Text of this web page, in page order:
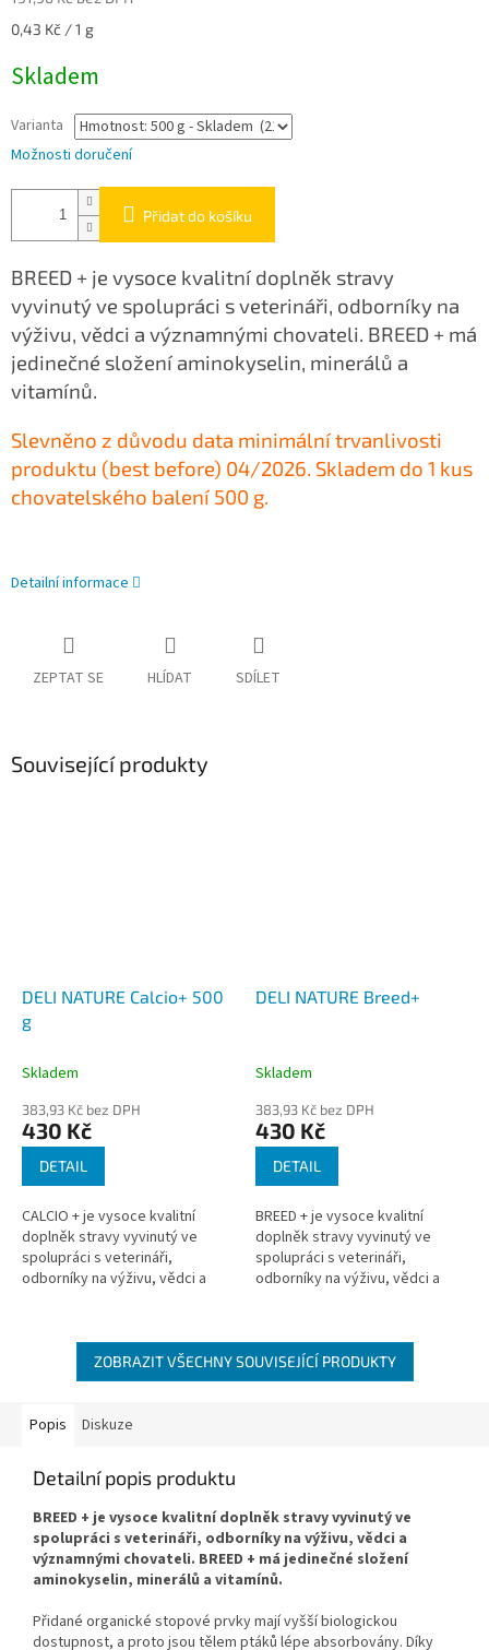
Měrná
0,43 Kč / 1 g
Skladem
Varianta
Možnosti doručení
Přidat do košíku
BREED + je vysoce kvalitní doplněk stravy
vyvinutý ve spolupráci s veterináři, odborníky na
výživu, vědci a významnými chovateli. BREED + má
jedinečné složení aminokyselin, minerálů a
vitamínů.
Slevněno z důvodu data minimální trvanlivosti
produktu (best before) 04/2026. Skladem do 1 kus
chovatelského balení 500 g.
Detailní informace
ZEPTAT SE HLÍDAT SDÍLET
Související produkty
DELI NATURE Calcio+ 500
g
Skladem
383,93 Kč bez DPH
430 Kč
DETAIL
CALCIO + je vysoce kvalitní
doplněk stravy vyvinutý ve
spolupráci s veterináři,
odborníky na výživu, vědci a
DELI NATURE Breed+
Skladem
383,93 Kč bez DPH
430 Kč
DETAIL
BREED + je vysoce kvalitní
doplněk stravy vyvinutý ve
spolupráci s veterináři,
odborníky na výživu, vědci a
aminokyselin,...
ZOBRAZIT VŠECHNY SOUVISEJÍCÍ PRODUKTY
Popis Diskuze
Detailní popis produktu
BREED + je vysoce kvalitní doplněk stravy vyvinutý ve
spolupráci s veterináři, odborníky na výživu, vědci a
významnými chovateli. BREED + má jedinečné složení
aminokyselin, minerálů a vitamínů.
Přidané organické stopové prvky mají vyšší biologickou
dostupnost, a proto jsou tělem ptáků lépe absorbovány. Díky